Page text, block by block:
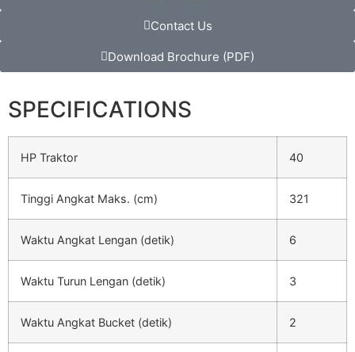
Contact Us
Download Brochure (PDF)
SPECIFICATIONS
HP Traktor 40
Tinggi Angkat Maks. (cm) 321
Waktu Angkat Lengan (detik) 6
Waktu Turun Lengan (detik) 3
Waktu Angkat Bucket (detik) 2